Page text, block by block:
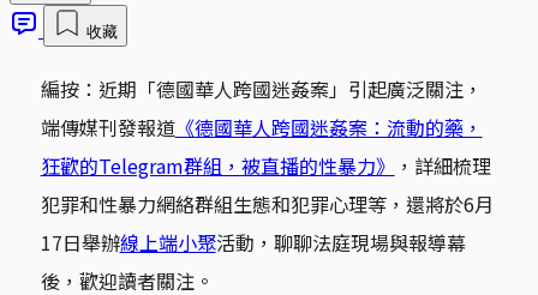
收藏
編按：近期「德國華人跨國迷姦案」引起廣泛關注，
端傳媒刊發報道《德國華人跨國迷姦案：流動的藥，
狂歡的Telegram群組，被直播的性暴力》 ，詳細梳理
犯罪和性暴力網絡群組生態和犯罪心理等，還將於6月
17日舉辦線上端小聚活動，聊聊法庭現場與報導幕
後，歡迎讀者關注。